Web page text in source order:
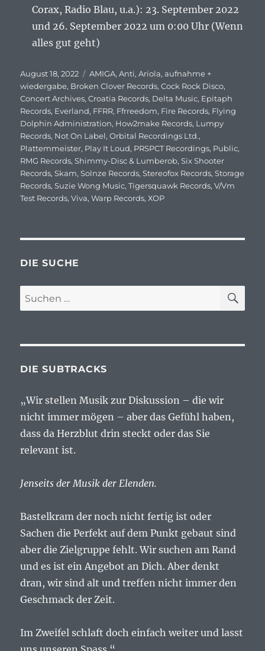
Corax, Radio Blau, u.a.): 23. September 2022
und 26. September 2022 um 0:00 Uhr (Wenn
alles gut geht)
Veröffentlicht
am
August 18, 2022 Schlagwörter
AMIGA,Anti,Ariola,aufnahme +
wiedergabe, Broken Clover Records,Cock Rock Disco,
Concert Archives,Croatia Records, Delta Music, Epitaph
Records, Everland, FFRR, Ffrreedom, Fire Records, Flying
Dolphin Administration, How2make Records, Lumpy
Records, Not On Label,Orbital Recordings Ltd.,
Plattemmeister, Play It Loud, PRSPCT Recordings, Public,
RMG Records,Shimmy-Disc & Lumberob,Six Shooter
Records,Skam,Solnze Records,Stereofox Records,Storage
Records,Suzie Wong Music,Tigersquawk Records,V/Vm
Test Records,Viva,Warp Records,ХОР
DIE SUCHE
Suchen
nach:
DIE SUBTRACKS
„Wir stellen Musik zur Diskussion – die wir
nicht immer mögen – aber das Gefühl haben,
dass da Herzblut drin steckt oder das Sie
relevant ist.
Jenseits der Musik der Elenden.
Bastelkram der noch nicht fertig ist oder
Sachen die Perfekt auf dem Punkt gebaut sind
aber die Zielgruppe fehlt. Wir suchen am Rand
und es ist ein Angebot an Dich. Aber denkt
dran, wir sind alt und treffen nicht immer den
Geschmack der Zeit.
Im Zweifel schlaft doch einfach weiter und lasst